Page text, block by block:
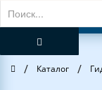
Главная
/ Каталог /